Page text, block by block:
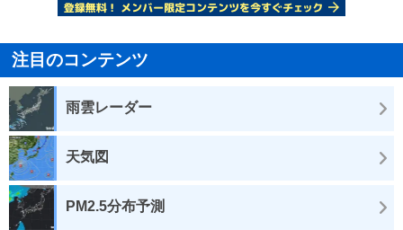
注目のコンテンツ
雨雲レーダー
天気図
PM2.5分布予測